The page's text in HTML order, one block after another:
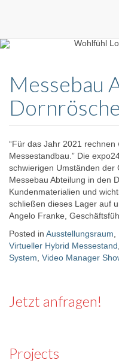
eventware
Messebau
“Für das Jahr 2021
Messestandbau.” Die
schwierigen Umständen der
Messebau Abteilung in den
Kundenmaterialien und
schließen dieses Lager auf
Angelo Franke,
Posted in Ausstellungsraum
Virtueller Hybrid Messestand
System Video Manager
Jetzt anfragen!
Projects